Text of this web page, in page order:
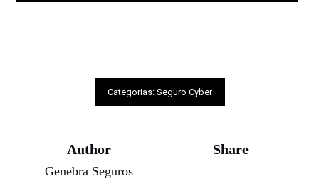
Categorias: Seguro Cyber
Author
Genebra Seguros
Share